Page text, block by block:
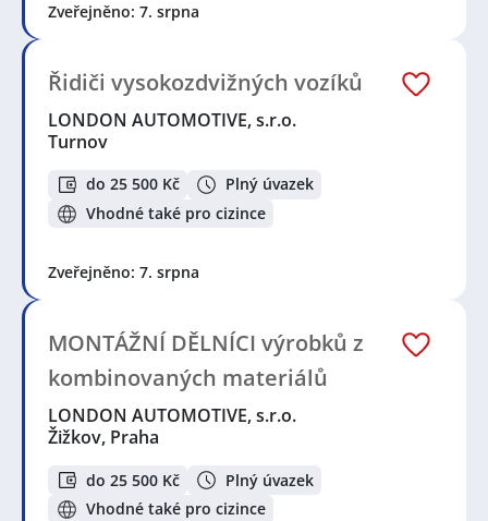
Zveřejněno: 7. srpna
Řidiči vysokozdvižných vozíků
LONDON AUTOMOTIVE, s.r.o.
Turnov
do 25 500 Kč
Plný úvazek
Vhodné také pro cizince
Zveřejněno: 7. srpna
MONTÁŽNÍ DĚLNÍCI výrobků z
kombinovaných materiálů
LONDON AUTOMOTIVE, s.r.o.
Žižkov, Praha
do 25 500 Kč
Plný úvazek
Vhodné také pro cizince